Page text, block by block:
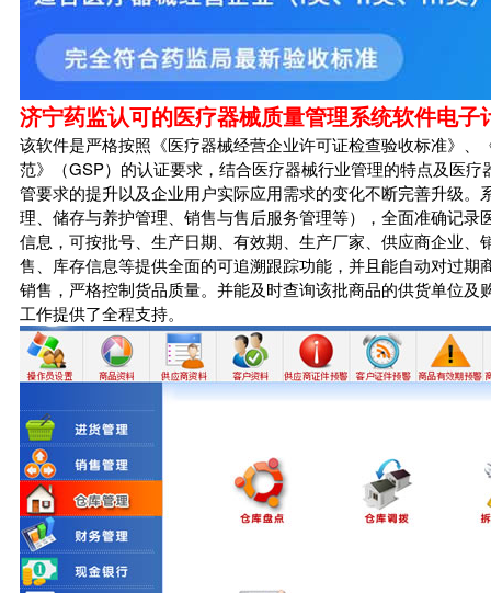
济宁药监认可的医疗器械质量管理系统软件电
该软件是严格按照《医疗器械经营企业许可证检查验收标准》
范》（GSP）的认证要求，结合医疗器械行业管理的特点及医
管要求的提升以及企业用户实际应用需求的变化不断完善升级
理、储存与养护管理、销售与售后服务管理等），全面准确记
信息，可按批号、生产日期、有效期、生产厂家、供应商企业
售、库存信息等提供全面的可追溯跟踪功能，并且能自动对过
销售，严格控制货品质量。并能及时查询该批商品的供货单位
工作提供了全程支持。